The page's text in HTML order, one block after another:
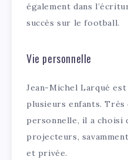
également dans
succès sur le football.
Vie personnelle
Jean-Michel Larqué
plusieurs enfants.
personnelle, il a choisi
projecteurs,
et privée.